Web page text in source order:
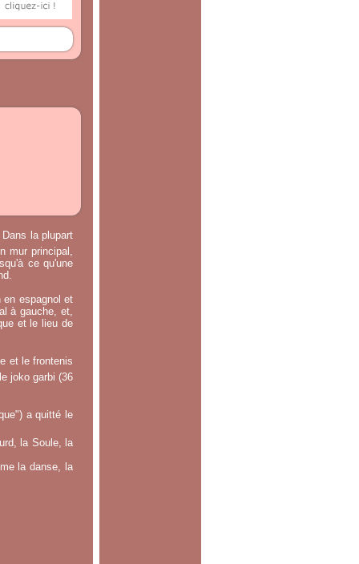
la plupart
mur principal,
ce qu'une
espagnol et
à gauche, et,
et le lieu de
et le frontenis
joko garbi (36
a quitté le
la Soule, la
la danse, la